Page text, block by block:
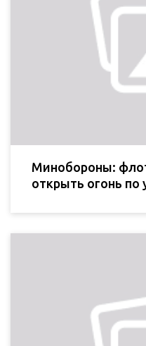
Минобороны:
открыть огонь по